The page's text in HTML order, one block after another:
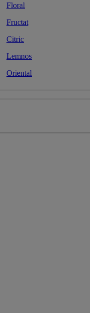
Floral
Fructat
Citric
Lemnos
Oriental